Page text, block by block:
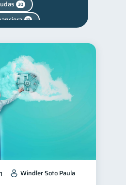
30
13
8
6
Vacaciones 2
jóvenes 30
25
Windler Soto Paula